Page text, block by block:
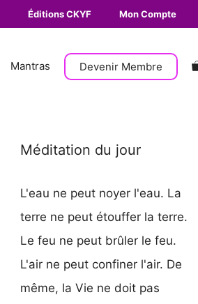
Éditions CKYF Mon Compte
Mantras Devenir Membre
Méditation du jour
L'eau ne peut noyer l'eau. La
terre ne peut étouffer la terre.
Le feu ne peut brûler le feu.
L'air ne peut confiner l'air. De
même, la Vie ne doit pas